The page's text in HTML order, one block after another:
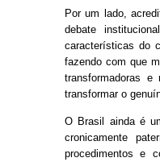
Por um lado,
debate
características do
fazendo com que
transformadoras
transformar o
O Brasil ainda é
cronicamente
procedimentos e